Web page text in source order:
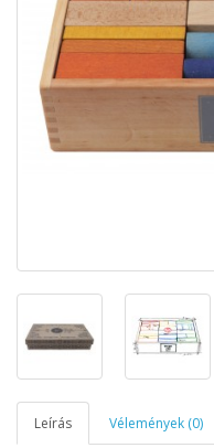
Leírás Vélemények (0)